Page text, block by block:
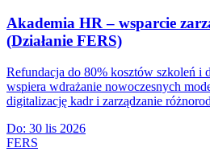
Akademia HR – wsparcie
(Działanie FERS)
Refundacja do 80% kosztów szkoleń i
wspiera wdrażanie nowoczesnych
digitalizację kadr i zarządzanie
Do: 30 lis 2026
FERS